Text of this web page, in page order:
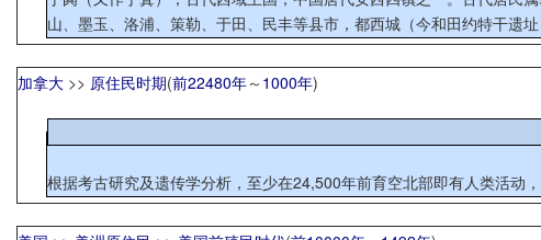
山、墨玉、洛浦、策勒、于田、民丰等县市，都西城（今和田约特干遗
加拿大 >> 原住民时期(前22480年～ 1000年)
根据考古研究及遗传学分析，至少在24,500年前育空北部即有人类活动